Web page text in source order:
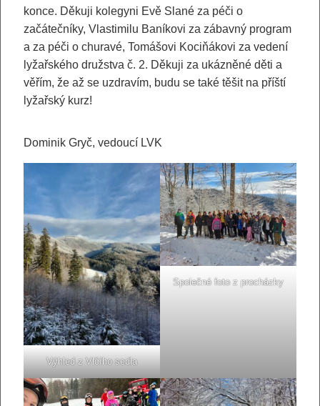
konce. Děkuji kolegyni Evě Slané za péči o
začátečníky, Vlastimilu Baníkovi za zábavný program
a za péči o churavé, Tomášovi Kociňákovi za vedení
lyžařského družstva č. 2. Děkuji za ukázněné děti a
věřím, že až se uzdravím, budu se také těšit na příští
lyžařský kurz!
Dominik Gryč, vedoucí LVK
Výhled z Vlčího sedla
Společné foto z procházky